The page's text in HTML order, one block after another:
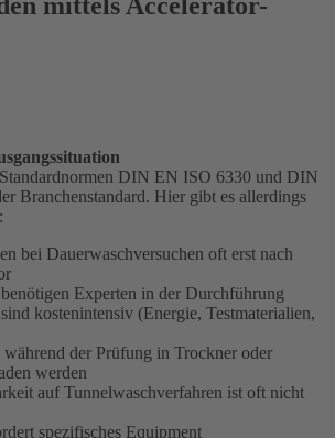
DIN EN ISO 6330 und DIN
Branchenstandard. Hier gibt es allerdings
bei Dauerwaschversuchen oft erst nach
Experten in der Durchführung
kostenintensiv (Energie, Testmaterialien,
während der Prüfung in Trockner oder
werden
auf Tunnelwaschverfahren ist oft nicht
spezifisches Equipment